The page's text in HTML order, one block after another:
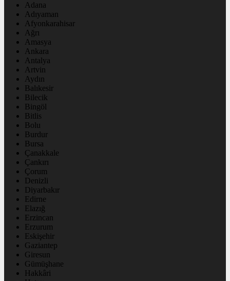
Adana
Adıyaman
Afyonkarahisar
Ağrı
Amasya
Ankara
Antalya
Artvin
Aydın
Balıkesir
Bilecik
Bingöl
Bitlis
Bolu
Burdur
Bursa
Çanakkale
Çankırı
Çorum
Denizli
Diyarbakır
Edirne
Elazığ
Erzincan
Erzurum
Eskişehir
Gaziantep
Giresun
Gümüşhane
Hakkâri